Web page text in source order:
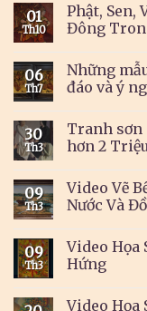
01
Th10
Phật, Sen,
Đông
06
Th7
Những
đáo và ý
30
Th3
Tranh sơn
hơn 2
09
Th3
Video Vẽ
Nước Và
09
Th3
Video Họa
Hứng
Video Họa